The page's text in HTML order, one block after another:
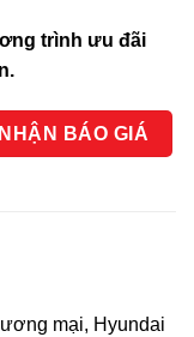
trình ưu đãi
NHẬN BÁO GIÁ
mại, Hyundai